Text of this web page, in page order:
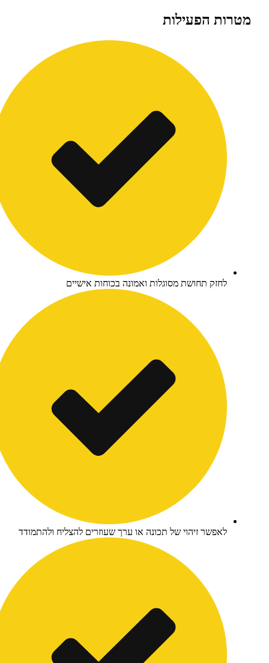
הפעילות
תחושת מסוגלות ואמונה בכוחות אישיים
זיהוי של תכונה או ערך שעוזרים להצליח ולהתמודד